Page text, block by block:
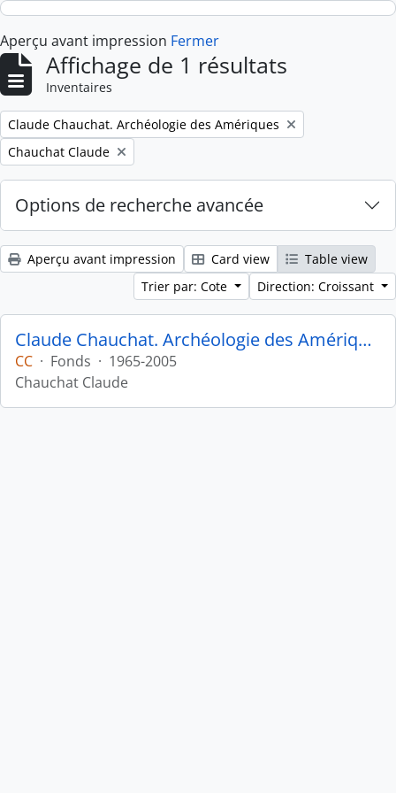
Skip to main content
Aperçu avant impression Fermer
Affichage de 1 résultats
Inventaires
Remove filter:
Claude Chauchat. Archéologie des Amériques
Remove filter:
Chauchat Claude
Options de recherche avancée
Aperçu avant impression Card view
Table view
Trier par: Cote
Direction: Croissant
Claude Chauchat. Archéologie des Amériques
CC · Fonds · 1965-2005
Chauchat Claude